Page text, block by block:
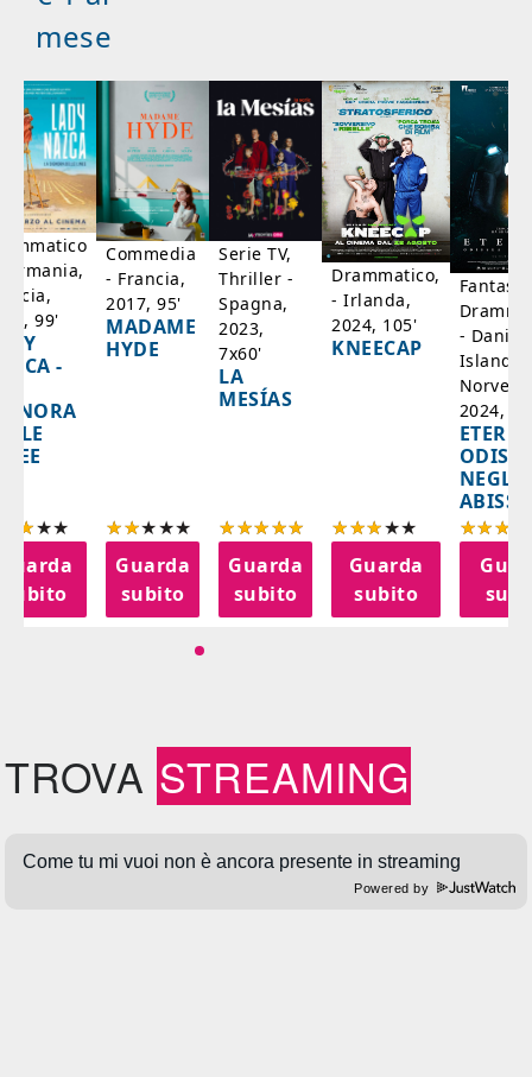
mese
99'
-
subito
Commedia
- Francia,
2017, 95'
MADAME
HYDE
Guarda
subito
Serie TV,
Thriller -
Spagna,
2023,
7x60'
LA
MESÍAS
Guarda
subito
Drammatico,
- Irlanda,
2024, 105'
KNEECAP
Guarda
subito
-
Islanda,
2024,
NEGLI
ABISSI
TROVA STREAMING
Powered by